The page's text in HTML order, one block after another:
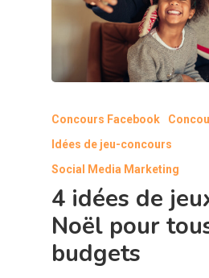
Concours Facebook
Idées de jeu-concours
Social Media Marketing
4 idées de
Noël pour
budgets